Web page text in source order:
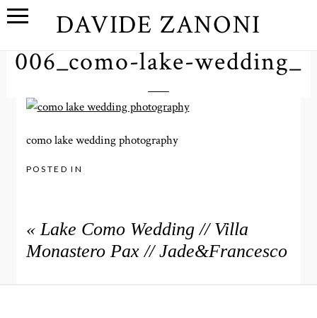
DAVIDE ZANONI
006_como-lake-wedding_
como lake wedding photography
POSTED IN
« Lake Como Wedding // Villa
Monastero Pax // Jade&Francesco